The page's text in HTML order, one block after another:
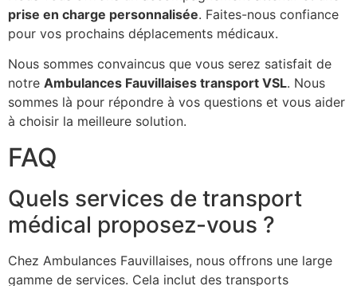
prise en charge personnalisée. Faites-nous confiance
pour vos prochains déplacements médicaux.
Nous sommes convaincus que vous serez satisfait de
notre Ambulances Fauvillaises transport VSL. Nous
sommes là pour répondre à vos questions et vous aider
à choisir la meilleure solution.
FAQ
Quels services de transport
médical proposez-vous ?
Chez Ambulances Fauvillaises, nous offrons une large
gamme de services. Cela inclut des transports